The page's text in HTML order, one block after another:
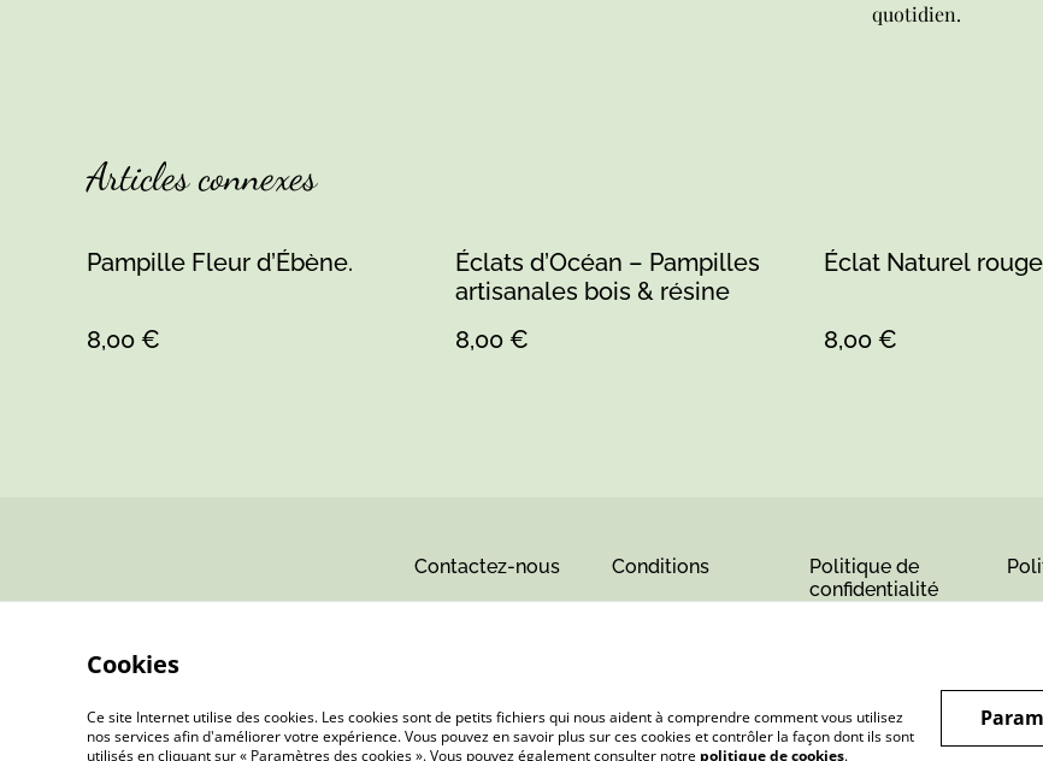
quotidien.
Articles connexes
Pampille Fleur d’Ébène.
8,00 €
Éclats d’Océan – Pampilles
artisanales bois & résine
8,00 €
Éclat Naturel rouge
8,00 €
Contactez-nous Conditions
Politique de
confidentialité
Cookies
Ce site Internet utilise des cookies. Les cookies sont de petits fichiers qui nous aident à comprendre comment vous utilisez
nos services afin d'améliorer votre expérience. Vous pouvez en savoir plus sur ces cookies et contrôler la façon dont ils sont
utilisés en cliquant sur « Paramètres des cookies ». Vous pouvez également consulter notre politique de cookies.